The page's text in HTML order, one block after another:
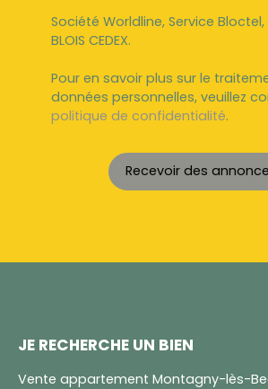
Société Worldline, Service Bloctel,
BLOIS CEDEX.
Pour en savoir plus sur le
données personnelles, veuillez
politique de confidentialité.
Recevoir des
JE RECHERCHE UN BIEN
Vente appartement Montagny-lès-